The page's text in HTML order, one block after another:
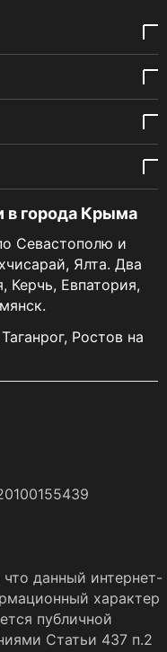
в города Крыма
Севастополю и
Ялта. Два
Керчь, Евпатория,
Ростов на
данный интернет-
характер
публичной
Статьи 437 п.2